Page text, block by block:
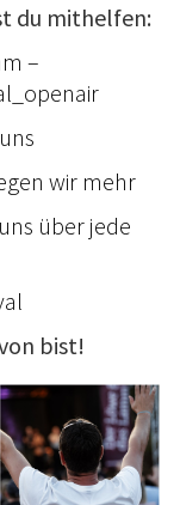
du mithelfen:
–
wir mehr
über jede
bist!